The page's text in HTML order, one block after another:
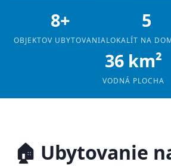
8+
OBJEKTOV UBYTOVANIA
5
LOKALÍT NA
36 km²
VODNÁ PLOCHA
🏠 Ubytovanie